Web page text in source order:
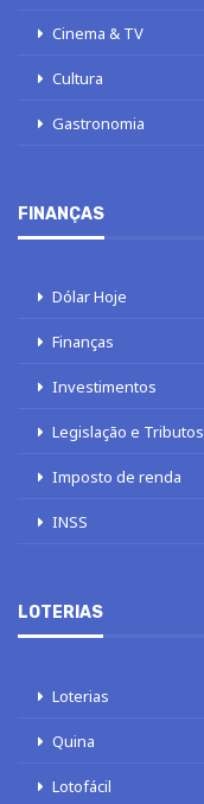
Cinema & TV
Cultura
Gastronomia
FINANÇAS
Dólar Hoje
Finanças
Investimentos
Legislação e Tributos
Imposto de renda
INSS
LOTERIAS
Loterias
Quina
Lotofácil